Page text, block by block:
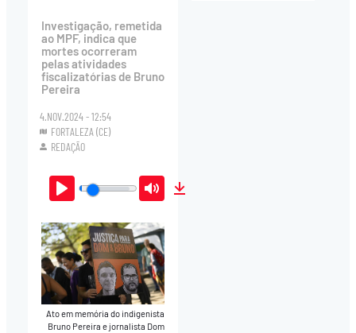
Investigação, remetida
ao MPF, indica que
mortes ocorreram
pelas atividades
fiscalizatórias de Bruno
Pereira
4.NOV.2024 - 12:54
FORTALEZA (CE)
REDAÇÃO
Play Mute
Ato em memória do indigenista
Bruno Pereira e jornalista Dom